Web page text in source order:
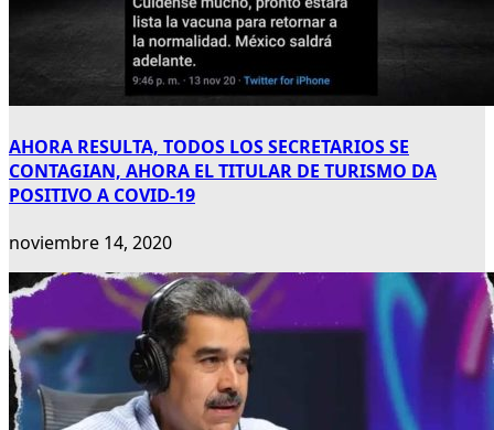
AHORA RESULTA, TODOS LOS SECRETARIOS SE
CONTAGIAN, AHORA EL TITULAR DE TURISMO DA
POSITIVO A COVID-19
noviembre 14, 2020